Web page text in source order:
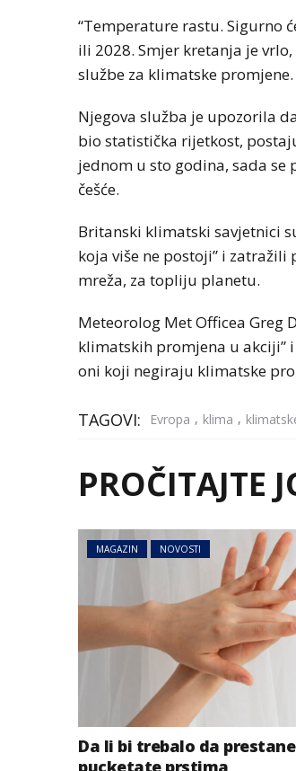
“Temperature rastu. Sigurno
ili 2028. Smjer kretanja je
službe za klimatske promjene.
Njegova služba je upozorila
bio statistička rijetkost,
jednom u sto godina, sada
češće.
Britanski klimatski savjetnici
koja više ne postoji” i
mreža, za topliju planetu.
Meteorolog Met Officea Greg
klimatskih promjena u akciji”
oni koji negiraju klimatske
TAGOVI: Evropa , klima ,
PROČITAJTE
MAGAZIN NOVOSTI
Da li bi trebalo da
pucketate prstima